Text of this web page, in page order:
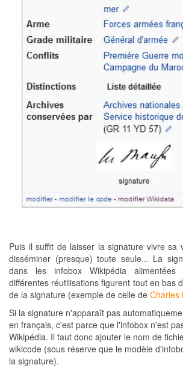
Puis il suffit de laisser la signature vivre sa
disséminer (presque) toute seule... La
dans les infobox Wikipédia
différentes réutilisations figurent tout en bas
de la signature (exemple de celle de Charles
Si la signature n'apparaît pas
en français, c'est parce que l'infobox n'est
Wikipédia. Il faut donc ajouter le nom de
wikicode (sous réserve que le modèle
la signature).